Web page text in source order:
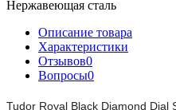
Нержавеющая сталь
Описание товара
Характеристики
Отзывов0
Вопросы0
Tudor Royal Black Diamond Dial